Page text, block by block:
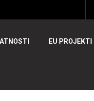
EU PROJEKTI